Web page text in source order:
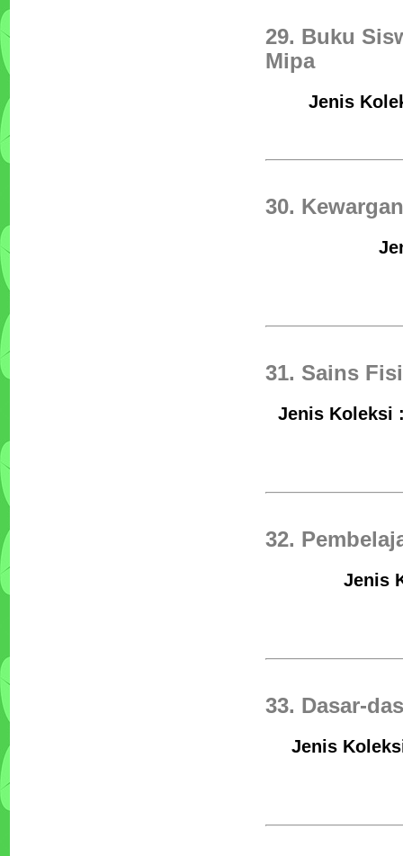
29. Buku
Mipa
Jenis
30.
31. Sains
Jenis Koleksi
32.
Jenis
33. Dasar-
Jenis